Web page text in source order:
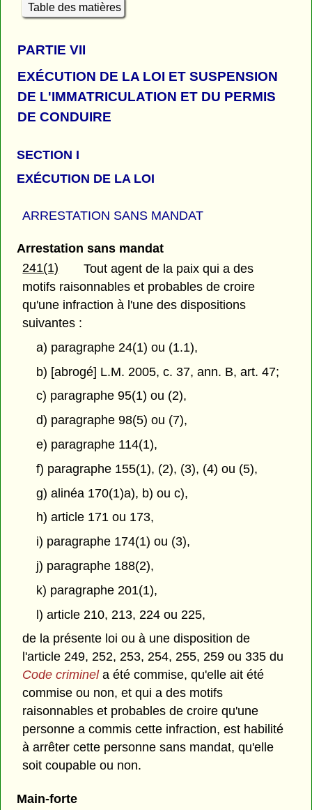
Table des matières
PARTIEVII
EXÉCUTION DE LA LOI ET SUSPENSION
DE L'IMMATRICULATION ET DU PERMIS
DE CONDUIRE
SECTION I
EXÉCUTION DE LA LOI
ARRESTATION SANS MANDAT
Arrestation sans mandat
241(1)
Tout agent de la paix qui a des
motifs raisonnables et probables de croire
qu'une infraction à l'une des dispositions
suivantes :
a) paragraphe 24(1) ou (1.1),
b) [abrogé] L.M. 2005, c. 37, ann. B, art. 47;
c) paragraphe 95(1) ou (2),
d) paragraphe 98(5) ou (7),
e) paragraphe 114(1),
f) paragraphe 155(1), (2), (3), (4) ou (5),
g) alinéa 170(1)a), b) ou c),
h) article 171 ou 173,
i) paragraphe 174(1) ou (3),
j) paragraphe 188(2),
k) paragraphe 201(1),
l) article 210, 213, 224 ou 225,
de la présente loi ou à une disposition de
l'article 249, 252, 253, 254, 255, 259 ou 335 du
Code criminela été commise, qu'elle ait été
commise ou non, et qui a des motifs
raisonnables et probables de croire qu'une
personne a commis cette infraction, est habilité
à arrêter cette personne sans mandat, qu'elle
soit coupable ou non.
Main-forte